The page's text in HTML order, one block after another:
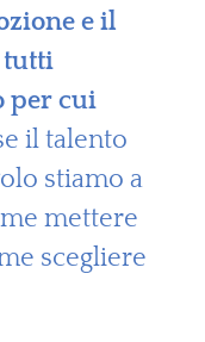
e il
tutti
per cui
il talento
stiamo a
mettere
scegliere